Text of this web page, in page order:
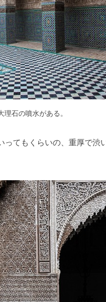
理石の噴水がある。
てもくらいの、重厚で渋